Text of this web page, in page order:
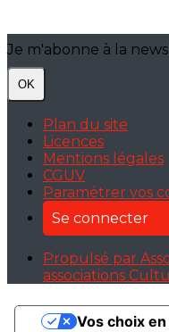
Je m'abonne à la
OK
Plan du site
Licences
Mentions légales
CGUV
Paramétrer vos
Se connecter
Propulsé par
associations
Vos choix